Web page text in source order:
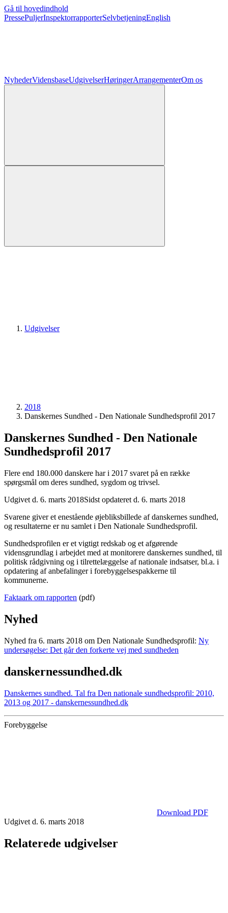
Gå til hovedindhold
PressePuljerInspektorrapporterSelvbetjeningEnglish
NyhederVidensbaseUdgivelserHøringerArrangementerOm os
Udgivelser
2018
Danskernes Sundhed - Den Nationale Sundhedsprofil 2017
Danskernes Sundhed - Den Nationale
Sundhedsprofil 2017
Flere end 180.000 danskere har i 2017 svaret på en række
spørgsmål om deres sundhed, sygdom og trivsel.
Udgivet d. 6. marts 2018Sidst opdateret d. 6. marts 2018
Svarene giver et enestående øjebliksbillede af danskernes sundhed,
og resultaterne er nu samlet i Den Nationale Sundhedsprofil.
Sundhedsprofilen er et vigtigt redskab og et afgørende
vidensgrundlag i arbejdet med at monitorere danskernes sundhed, til
politisk rådgivning og i tilrettelæggelse af nationale indsatser, bl.a. i
opdatering af anbefalinger i forebyggelsespakkerne til
kommunerne.
Faktaark om rapporten (pdf)
Nyhed
Nyhed fra 6. marts 2018 om Den Nationale Sundhedsprofil: Ny
undersøgelse: Det går den forkerte vej med sundheden
danskernessundhed.dk
Danskernes sundhed. Tal fra Den nationale sundhedsprofil: 2010,
2013 og 2017 - danskernessundhed.dk
Forebyggelse
Download PDF
Udgivet d. 6. marts 2018
Relaterede udgivelser